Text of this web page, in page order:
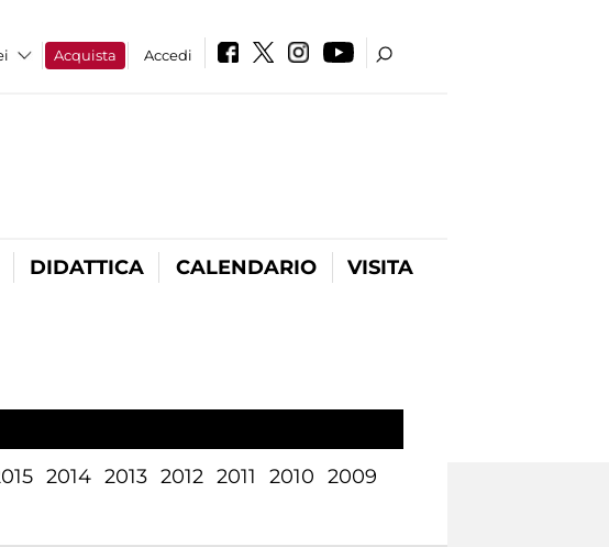
Acquista Accedi
DIDATTICA CALENDARIO VISITA
2014 2013 2012 2011 2010 2009